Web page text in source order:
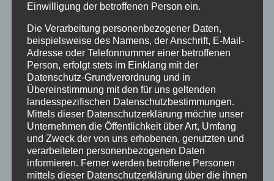
Charity
cool Corona Coronavirus
Dance
dancing
Deine Tanzschule Einsteigerkurs
Event
Ferien
Ferienprogramm Fitness
Fitnessprogramm
Fortgeschrittene
Gesellschaftstanz
Immenstadt
im Schloss
Jive Jugendliche online
Paartanz
Schaut hin!
Schloss Immenstadt
Silvester
Sommerferien
Streetdance tanzen
Tanzen lernen
Tanzkurs
Tanzpause Tanzschule
Tanzschulfamilie
Training
Weihnachten Workout
Workshop
Einwilligung der betroffenen Person ein.
Die Verarbeitung personenbezogener Daten,
beispielsweise des Namens, der Anschrift, E-Mail-
Adresse oder Telefonnummer einer betroffenen
Person, erfolgt stets im Einklang mit der
Datenschutz-Grundverordnung und in
Übereinstimmung mit den für uns geltenden
landesspezifischen Datenschutzbestimmungen.
Mittels dieser Datenschutzerklärung möchte unser
Unternehmen die Öffentlichkeit über Art, Umfang
und Zweck der von uns erhobenen, genutzten und
verarbeiteten personenbezogenen Daten
informieren. Ferner werden betroffene Personen
mittels dieser Datenschutzerklärung über die ihnen